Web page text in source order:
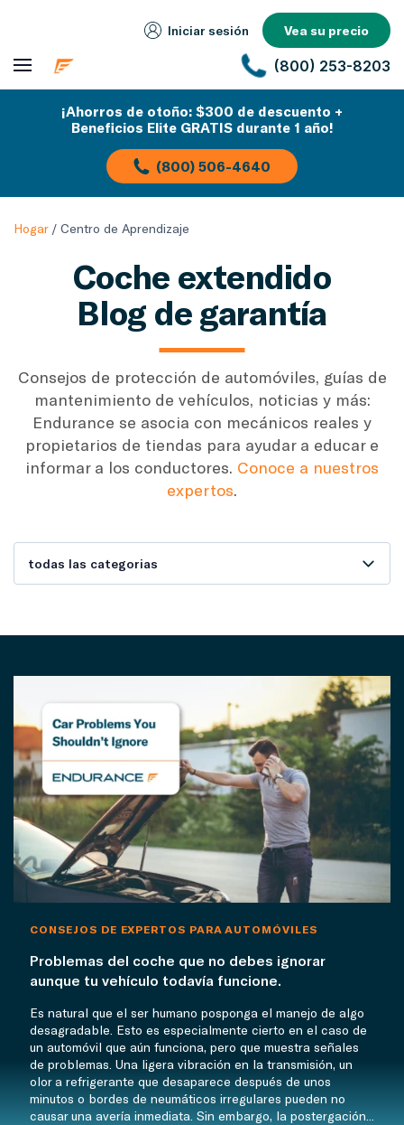
Iniciar sesión Vea su precio
(800) 253-8203
¡Ahorros de otoño: $300 de descuento +
Beneficios Elite GRATIS durante 1 año!
(800) 506-4640
Hogar/ Centro de Aprendizaje
Coche extendido
Blog de garantía
Consejos de protección de automóviles, guías de
mantenimiento de vehículos, noticias y más:
Endurance se asocia con mecánicos reales y
propietarios de tiendas para ayudar a educar e
informar a los conductores. Conoce a nuestros
expertos.
todas las categorias
CONSEJOS DE EXPERTOS PARA AUTOMÓVILES
Problemas del coche que no debes ignorar
aunque tu vehículo todavía funcione.
Es natural que el ser humano posponga el manejo de algo
desagradable. Esto es especialmente cierto en el caso de
un automóvil que aún funciona, pero que muestra señales
de problemas. Una ligera vibración en la transmisión, un
olor a refrigerante que desaparece después de unos
minutos o bordes de neumáticos irregulares pueden no
causar una avería inmediata. Sin embargo, la postergación...